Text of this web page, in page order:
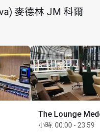
位賓客
麥德林 JM 科爾
The Lounge
小時: 00:00 - 23:59